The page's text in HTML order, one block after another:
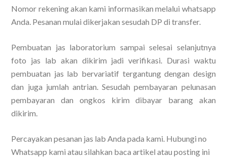
Nomor rekening akan kami informasikan melalui whatsapp
Anda. Pesanan mulai dikerjakan sesudah DP di transfer.
Pembuatan jas laboratorium sampai selesai selanjutnya
foto jas lab akan dikirim jadi verifikasi. Durasi waktu
pembuatan jas lab bervariatif tergantung dengan design
dan juga jumlah antrian. Sesudah pembayaran pelunasan
pembayaran dan ongkos kirim dibayar barang akan
dikirim.
Percayakan pesanan jas lab Anda pada kami. Hubungi no
Whatsapp kami atau silahkan baca artikel atau posting ini